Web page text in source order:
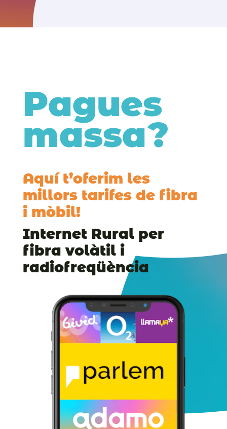
Pagues
massa?
Aquí t’oferim les
millors tarifes de fibra
i mòbil!
Internet Rural per
fibra volàtil i
radiofreqüència